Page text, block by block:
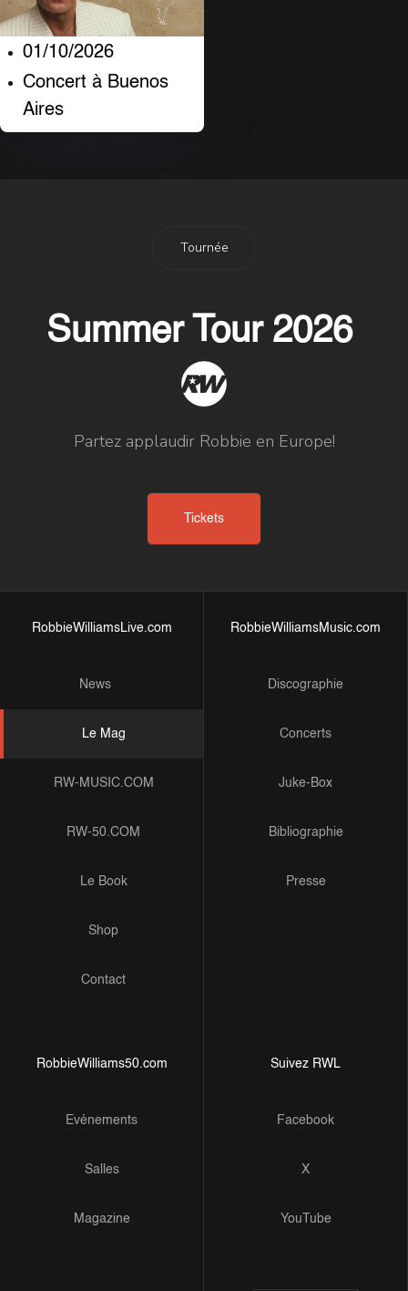
01/10/2026
Concert à Buenos
Aires
Tournée
Summer Tour 2026
Partez applaudir Robbie en Europe!
Tickets
RobbieWilliamsLive.com
News
Le Mag
RW-MUSIC.COM
RW-50.COM
Le Book
Shop
Contact
RobbieWilliamsMusic.com
Discographie
Concerts
Juke-Box
Bibliographie
Presse
RobbieWilliams50.com
Evénements
Salles
Magazine
Suivez RWL
Facebook
X
YouTube